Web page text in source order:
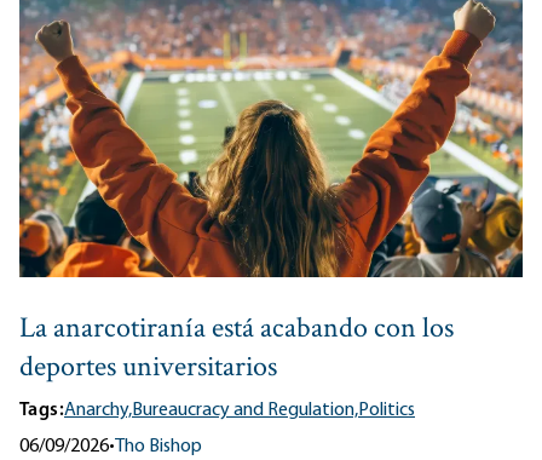
La anarcotiranía está acabando con los
deportes universitarios
Tags:Anarchy,Bureaucracy and Regulation,Politics
06/09/2026• Tho Bishop